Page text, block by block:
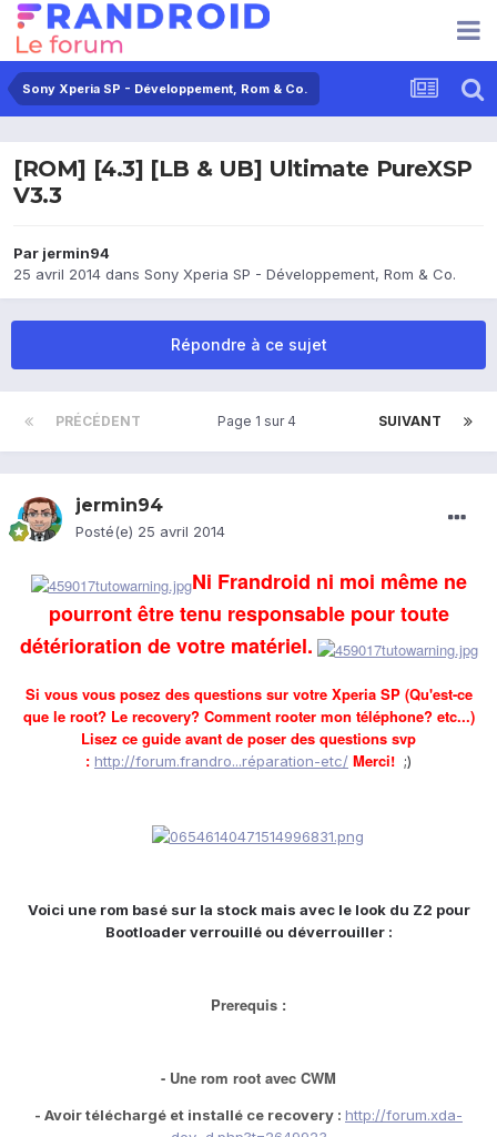
Sony Xperia SP - Développement, Rom & Co.
[ROM] [4.3] [LB & UB] Ultimate PureXSP
V3.3
Par jermin94
25 avril 2014 dans Sony Xperia SP - Développement, Rom & Co.
Répondre à ce sujet
PRÉCÉDENT SUIVANT
Page 1 sur 4
jermin94
Posté(e) 25 avril 2014
Ni Frandroid ni moi même ne
pourront être tenu responsable pour toute
détérioration de votre matériel.
Si vous vous posez des questions sur votre Xperia SP (Qu'est-ce
que le root? Le recovery? Comment rooter mon téléphone? etc...)
Lisez ce guide avant de poser des questions svp
: http://forum.frandro...réparation-etc/ Merci! ;)
Voici une rom basé sur la stock mais avec le look du Z2 pour
Bootloader verrouillé ou déverrouiller :
Prerequis :
- Une rom root avec CWM
- Avoir téléchargé et installé ce recovery : http://forum.xda-